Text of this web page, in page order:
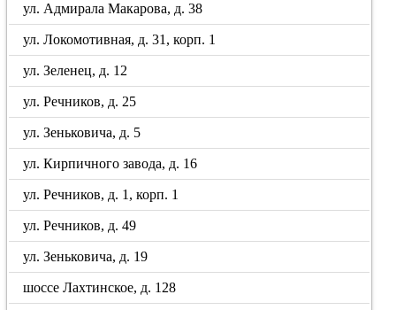
ул. Адмирала Макарова, д. 38
ул. Локомотивная, д. 31, корп. 1
ул. Зеленец, д. 12
ул. Речников, д. 25
ул. Зеньковича, д. 5
ул. Кирпичного завода, д. 16
ул. Речников, д. 1, корп. 1
ул. Речников, д. 49
ул. Зеньковича, д. 19
шоссе Лахтинское, д. 128